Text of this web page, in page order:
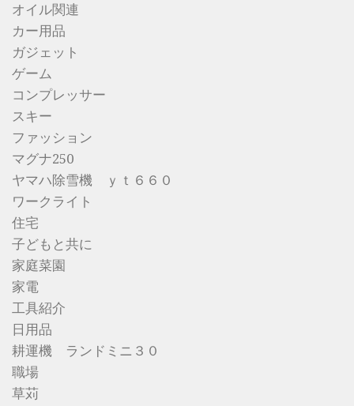
オイル関連
カー用品
ガジェット
ゲーム
コンプレッサー
スキー
ファッション
マグナ250
ヤマハ除雪機 ｙｔ６６０
ワークライト
住宅
子どもと共に
家庭菜園
家電
工具紹介
日用品
耕運機 ランドミニ３０
職場
草苅